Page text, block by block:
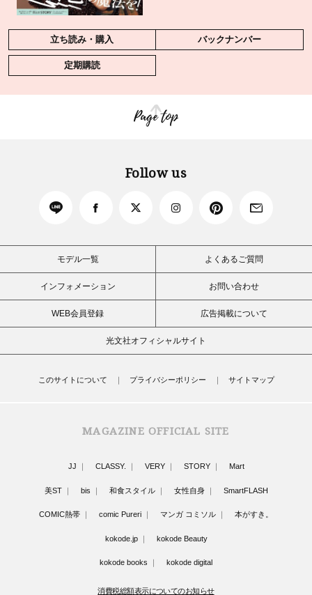
立ち読み・購入 バックナンバー
定期購読
Page top
Follow us
モデル一覧 よくあるご質問
インフォメーション お問い合わせ
WEB会員登録 広告掲載について
光文社オフィシャルサイト
このサイトについて プライバシーポリシー サイトマップ
MAGAZINE OFFICIAL SITE
JJ CLASSY. VERY STORY Mart
美ST bis 和食スタイル 女性自身 SmartFLASH
COMIC熱帯 comic Pureri マンガ コミソル 本がすき。
kokode.jp kokode Beauty
kokode books kokode digital
消費税総額表示についてのお知らせ